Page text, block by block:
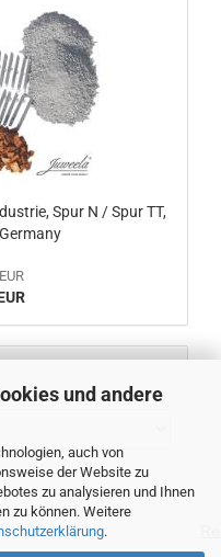
und andere
auch von
der Website zu
zu analysieren und Ihnen
zu können. Weitere
.
Spur N / Spur TT,